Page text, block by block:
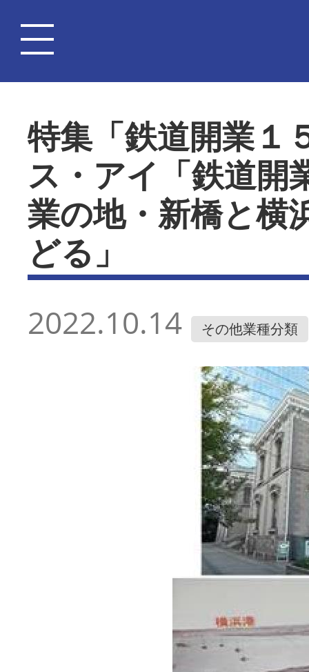
特集「鉄道開業
ス・アイ「鉄道
業の地・新橋と横
どる」
2022.10.14 その他業種分類